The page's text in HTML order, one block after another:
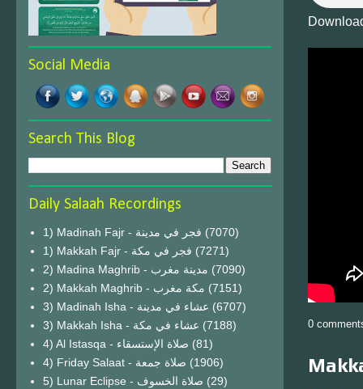
0
Social Media
Search This Blog
Daily Salaah Recordings
1) Madinah Fajr - فجر في مدينة (7070)
1) Makkah Fajr - فجر في مكة (7271)
2) Madina Maghrib - مدينة مغرب (7090)
2) Makkah Maghrib - مكة مغرب (7151)
3) Madinah Isha - عشاء في مدينة (6707)
3) Makkah Isha - عشاء في مكة (7188)
4) Al Istasqa - صلاة الإستسقاء (81)
4) Friday Salaat - صلاة جمعة (1906)
5) Lunar Eclipse - صلاة الخسوف (29)